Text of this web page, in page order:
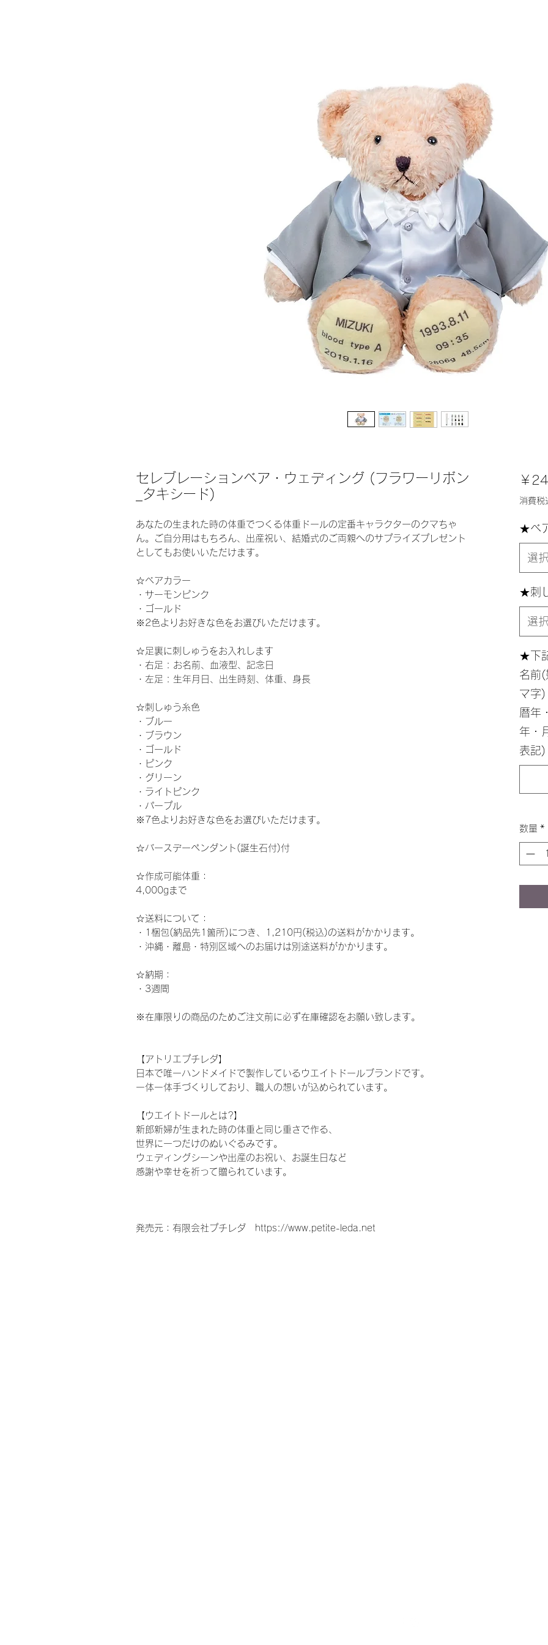
セレブレーションベア・ウェディング (フラワーリボン
_タキシード)
あなたの生まれた時の体重でつくる体重ドールの定番キャラクターのクマちゃ
ん。ご自分用はもちろん、出産祝い、結婚式のご両親へのサプライズプレゼント
としてもお使いいただけます。
☆ベアカラー
・サーモンピンク
・ゴールド
※2色よりお好きな色をお選びいただけます。
☆足裏に刺しゅうをお入れします
・右足 : お名前、血液型、記念日
・左足 : 生年月日、出生時刻、体重、身長
☆刺しゅう糸色
・ブルー
・ブラウン
・ゴールド
・ピンク
・グリーン
・ライトピンク
・パープル
※7色よりお好きな色をお選びいただけます。
☆バースデーペンダント(誕生石付)付
☆作成可能体重：
4,000gまで
☆送料について：
・1梱包(納品先1箇所)につき、1,210円(税込)の送料がかかります。
・沖縄・離島・特別区域へのお届けは別途送料がかかります。
☆納期：
・3週間
※在庫限りの商品のためご注文前に必ず在庫確認をお願い致します。
【アトリエプチレダ】
日本で唯一ハンドメイドで製作しているウエイトドールブランドです。
一体一体手づくりしており、職人の想いが込められています。
【ウエイトドールとは?】
新郎新婦が生まれた時の体重と同じ重さで作る、
世界に一つだけのぬいぐるみです。
ウェディングシーンや出産のお祝い、お誕生日など
感謝や幸せを祈って贈られています。
発売元：有限会社プチレダ https://www.petite-leda.net
￥
消費税
★ベ
選択
★刺
選択
★下
名前(
マ字
暦年
年・
表記
数量 *